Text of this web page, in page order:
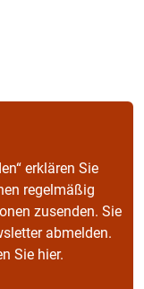
erklären Sie
regelmäßig
zusenden. Sie
abmelden.
Sie hier.